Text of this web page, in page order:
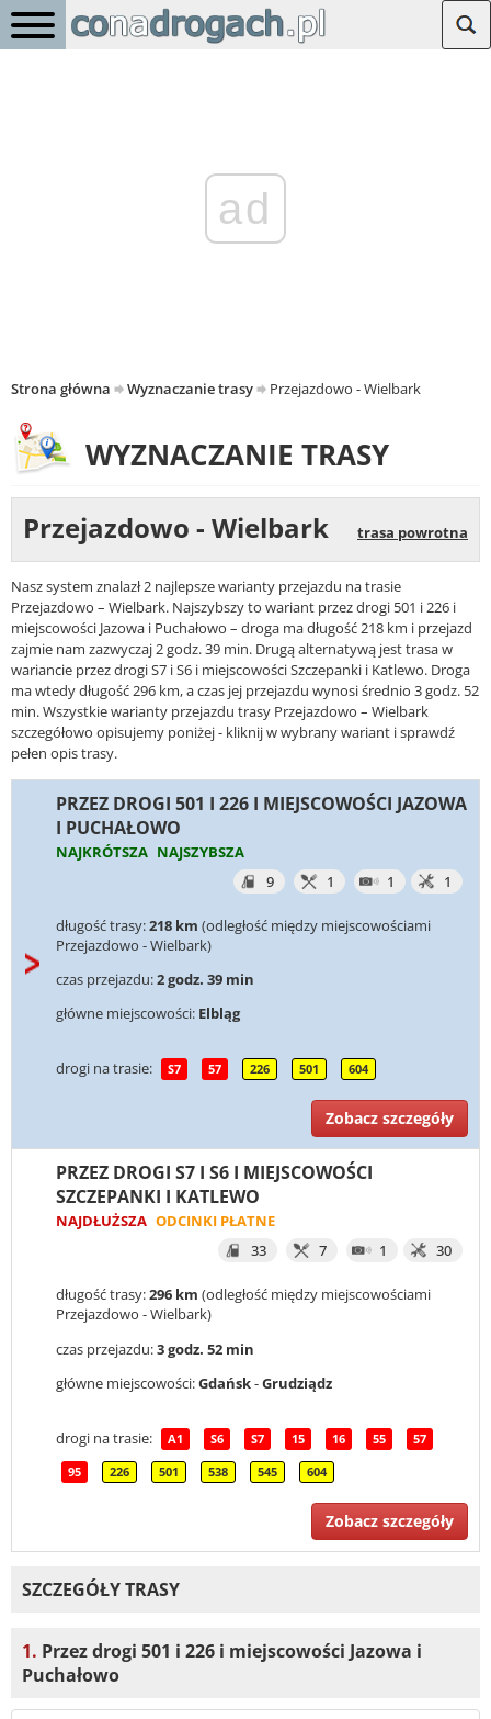
ad
Strona główna Wyznaczanie trasy Przejazdowo - Wielbark
WYZNACZANIE TRASY
Przejazdowo - Wielbark trasa powrotna
Nasz system znalazł 2 najlepsze warianty przejazdu na trasie
Przejazdowo – Wielbark. Najszybszy to wariant przez drogi 501 i 226 i
miejscowości Jazowa i Puchałowo – droga ma długość 218 km i przejazd
zajmie nam zazwyczaj 2 godz. 39 min. Drugą alternatywą jest trasa w
wariancie przez drogi S7 i S6 i miejscowości Szczepanki i Katlewo. Droga
ma wtedy długość 296 km, a czas jej przejazdu wynosi średnio 3 godz. 52
min. Wszystkie warianty przejazdu trasy Przejazdowo – Wielbark
szczegółowo opisujemy poniżej - kliknij w wybrany wariant i sprawdź
pełen opis trasy.
PRZEZ DROGI 501 I 226 I MIEJSCOWOŚCI JAZOWA
I PUCHAŁOWO
NAJKRÓTSZA NAJSZYBSZA
9
1 1 1
długość trasy:218 km (odległość między miejscowościami
Przejazdowo - Wielbark)
czas przejazdu:2 godz. 39 min
główne miejscowości: Elbląg
drogi na trasie: S7 57 226 501 604
Zobacz szczegóły
PRZEZ DROGI S7 I S6 I MIEJSCOWOŚCI
SZCZEPANKI I KATLEWO
NAJDŁUŻSZA ODCINKI PŁATNE
33
7 1 30
długość trasy:296 km (odległość między miejscowościami
Przejazdowo - Wielbark)
czas przejazdu:3 godz. 52 min
główne miejscowości:Gdańsk-Grudziądz
drogi na trasie: A1 S6 S7 15 16 55 57
95 226 501 538 545 604
Zobacz szczegóły
SZCZEGÓŁY TRASY
1. Przez drogi 501 i 226 i miejscowości Jazowa i
Puchałowo